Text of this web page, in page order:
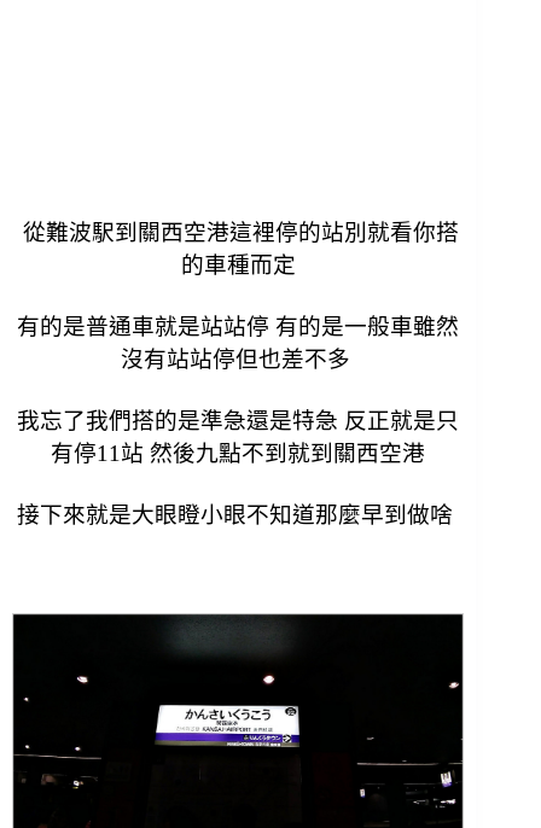
從難波駅到關西空港這裡停的站別就看你搭
的車種而定
有的是普通車就是站站停 有的是一般車雖然
沒有站站停但也差不多
我忘了我們搭的是準急還是特急 反正就是只
有停11站 然後九點不到就到關西空港
接下來就是大眼瞪小眼不知道那麼早到做啥